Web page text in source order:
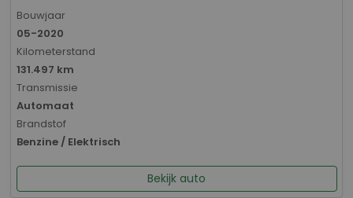
Bouwjaar
05-2020
Kilometerstand
131.497 km
Transmissie
Automaat
Brandstof
Benzine / Elektrisch
Bekijk auto